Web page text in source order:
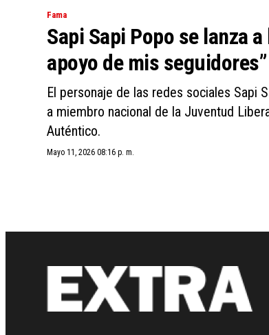
Fama
Sapi Sapi Popo se lanza
apoyo de mis seguidores”
El personaje de las redes sociales Sapi
a miembro nacional de la Juventud
Auténtico.
Mayo 11, 2026 08:16 p. m.